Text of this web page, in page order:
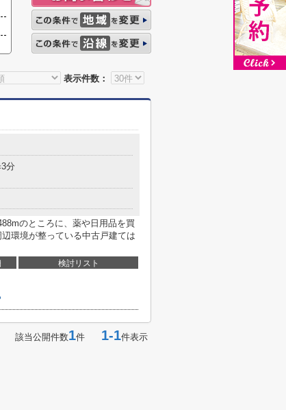
表示件数：
分
のところに、薬や日用品を買
環境が整っている中古戸建ては
検討リスト
該当公開件数1件 1-1件表示